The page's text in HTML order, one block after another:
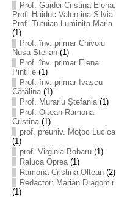
Prof. Gaidei Cristina Elena.
Prof. Haiduc Valentina Silvia
Prof. Tutuian Luminița Maria
(1)
Prof. înv. primar Chivoiu
Nușa Stelian(1)
Prof. înv. primar Elena
Pintilie(1)
Prof. înv. primar Ivașcu
Cătălina(1)
Prof. Murariu Ștefania(1)
Prof. Oltean Ramona
Cristina(1)
prof. preuniv. Moțoc Lucica
(1)
prof. Virginia Bobaru(1)
Raluca Oprea(1)
Ramona Cristina Oltean(2)
Redactor: Marian Dragomir
(1)